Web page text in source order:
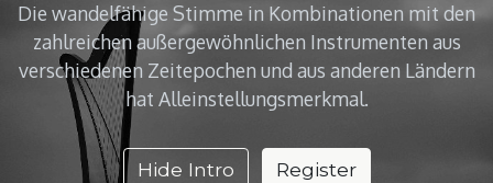
Die wandelfähige Stimme in Kombinationen mit den
zahlreichen außergewöhnlichen Instrumenten aus
verschiedenen Zeitepochen und aus anderen Ländern
hat Alleinstellungsmerkmal.
Hide Intro Register